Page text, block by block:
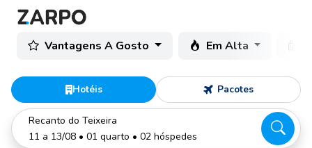
Vantagens A Gosto Em Alta
Hotéis Pacotes
Recanto do Teixeira
11 a 13/08 • 01 quarto • 02 hóspedes